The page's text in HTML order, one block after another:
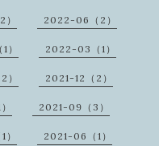
2022-06（2）
2022-03（1）
） 2021-12（2）
2021-09（3）
2021-06（1）